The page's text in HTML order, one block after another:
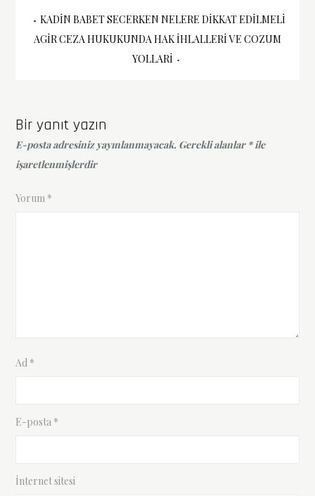
Yazı
gezinmesi
KADIN BABET SECERKEN NELERE DIKKAT EDILMELI
AGIR CEZA HUKUKUNDA HAK İHLALLERI VE COZUM
YOLLARI
Bir yanıt yazın
E-posta adresiniz yayınlanmayacak. Gerekli alanlar *ile
işaretlenmişlerdir
Yorum *
Ad *
E-posta *
İnternet sitesi